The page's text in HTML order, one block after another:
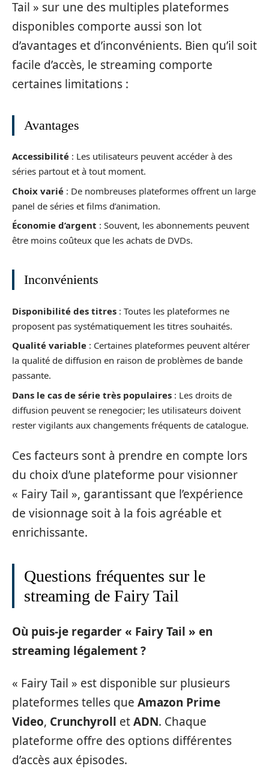
Tail » sur une des multiples plateformes
disponibles comporte aussi son lot
d’avantages et d’inconvénients. Bien qu’il soit
facile d’accès, le streaming comporte
certaines limitations :
Avantages
Accessibilité : Les utilisateurs peuvent accéder à des
séries partout et à tout moment.
Choix varié : De nombreuses plateformes offrent un large
panel de séries et films d’animation.
Économie d’argent : Souvent, les abonnements peuvent
être moins coûteux que les achats de DVDs.
Inconvénients
Disponibilité des titres : Toutes les plateformes ne
proposent pas systématiquement les titres souhaités.
Qualité variable : Certaines plateformes peuvent altérer
la qualité de diffusion en raison de problèmes de bande
passante.
Dans le cas de série très populaires : Les droits de
diffusion peuvent se renegocier; les utilisateurs doivent
rester vigilants aux changements fréquents de catalogue.
Ces facteurs sont à prendre en compte lors
du choix d’une plateforme pour visionner
« Fairy Tail », garantissant que l’expérience
de visionnage soit à la fois agréable et
enrichissante.
Questions fréquentes sur le
streaming de Fairy Tail
Où puis-je regarder « Fairy Tail » en
streaming légalement ?
« Fairy Tail » est disponible sur plusieurs
plateformes telles que Amazon Prime
Video, Crunchyroll etADN. Chaque
plateforme offre des options différentes
d’accès aux épisodes.